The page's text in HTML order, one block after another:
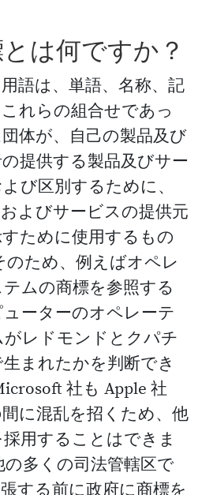
は何ですか？
用語は、単語、名称、記
れらの組合せであっ
体が、自己の製品及び
提供する製品及びサー
び区別するために、
よびサービスの提供元
ために使用するもの
のため、例えばオペレ
ムの商標を参照する
ーターのオペレーテ
レドモンドとクパチ
まれたかを判断でき
社も Apple 社
に混乱を招くため、他
用することはできま
多くの司法管轄区で
する前に政府に商標を